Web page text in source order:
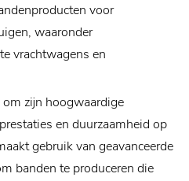
voor
waaronder
vrachtwagens en
zijn hoogwaardige
en duurzaamheid op
gebruik van geavanceerde
banden te produceren die